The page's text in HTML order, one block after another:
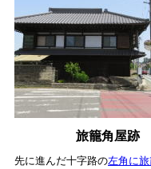
旅籠角屋跡
先に進んだ十字路の左角に